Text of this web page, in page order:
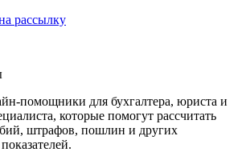
рассылку
помощники для бухгалтера, юриста и
которые помогут рассчитать
штрафов, пошлин и других